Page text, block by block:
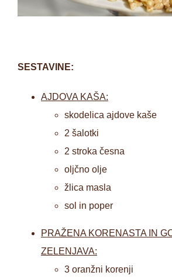
SESTAVINE:
AJDOVA KAŠA:
skodelica ajdove kaše
2 šalotki
2 stroka česna
oljčno olje
žlica masla
sol in poper
PRAŽENA KORENASTA IN
ZELENJAVA:
3 oranžni korenji